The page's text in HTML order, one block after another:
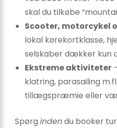
skal du tilkøbe
Scooter, motorcykel
lokal kørekortklasse,
selskaber dækker kun
Ekstreme aktiviteter
klatring, parasailing
tillægspræmie eller
Spørg indendu booker